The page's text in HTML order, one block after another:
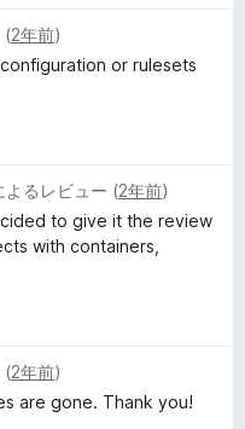
(2年前)
or rulesets
よるレビュー (2年前)
to give it the review
with containers,
(2年前)
are gone. Thank you!